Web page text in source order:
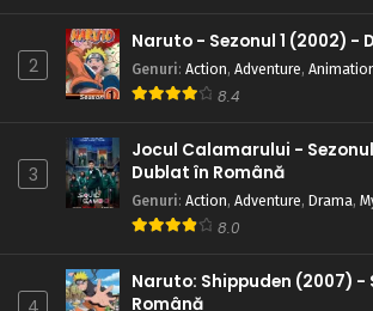
2
Naruto - Sezonul 1 (2002) -
Genuri: Action, Adventure,
8.4
3
Jocul Calamarului -
Dublat în Română
Genuri: Action, Adventure, Drama,
8.0
Naruto: Shippuden (2007)
Română